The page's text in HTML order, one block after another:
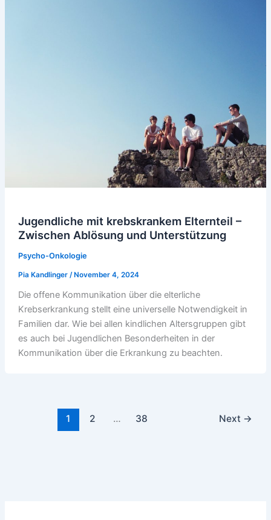
Jugendliche mit krebskrankem Elternteil –
Zwischen Ablösung und Unterstützung
Psycho-Onkologie
Pia Kandlinger / November 4, 2024
Die offene Kommunikation über die elterliche
Krebserkrankung stellt eine universelle Notwendigkeit in
Familien dar. Wie bei allen kindlichen Altersgruppen gibt
es auch bei Jugendlichen Besonderheiten in der
Kommunikation über die Erkrankung zu beachten.
1 2 … 38 Next →